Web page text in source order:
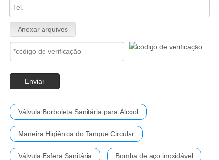
Anexar arquivos
Enviar
Válvula Borboleta Sanitária para Álcool
Maneira Higiênica do Tanque Circular
Válvula Esfera Sanitária Bomba de aço inoxidável